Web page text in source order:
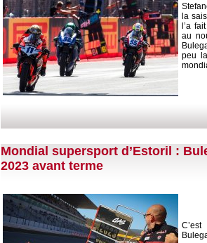
la
l’a
au
peu
Mondial supersport d’Estoril :
2023 avant terme